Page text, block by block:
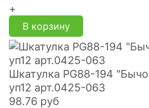
+
В корзину
Шкатулка PG88-194
уп12 арт.0425-063
98.76 руб